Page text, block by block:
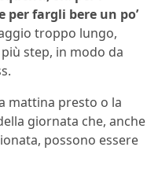
per fargli bere un po’
troppo lungo,
step, in modo da
mattina presto o la
giornata che, anche
possono essere